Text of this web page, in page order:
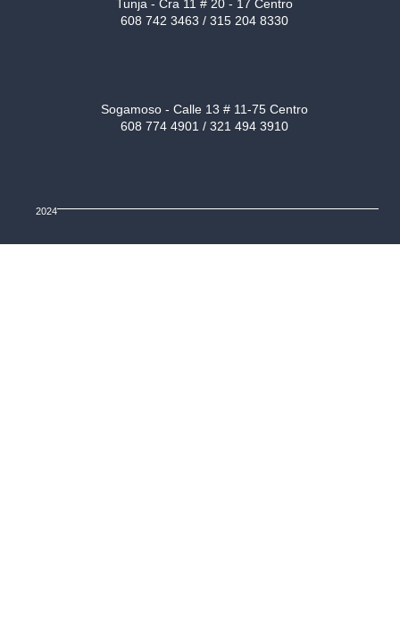
Tunja - Cra 11 # 20 - 17 Centro
608 742 3463 / 315 204 8330
Sogamoso - Calle 13 # 11-75 Centro
608 774 4901 / 321 494 3910
2024